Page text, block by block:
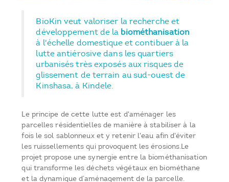
BioKin veut valoriser la recherche et
développement de la biométhanisation
à l'échelle domestique et contibuer à la
lutte antiérosive dans les quartiers
urbanisés très exposés aux risques de
glissement de terrain au sud-ouest de
Kinshasa, à Kindele.
Le principe de cette lutte est d'aménager les
parcelles résidentielles de manière à stabiliser à la
fois le sol sablonneux et y retenir l'eau afin d'éviter
les ruissellements qui provoquent les érosions.Le
projet propose une synergie entre la biométhanisation
qui transforme les déchets végétaux en biométhane
et la dynamique d’aménagement de la parcelle.